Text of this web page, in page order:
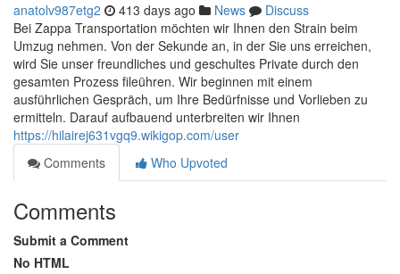
anatolv987etg2 413 days ago News
Discuss
Bei Zappa Transportation möchten wir Ihnen den Strain beim
Umzug nehmen. Von der Sekunde an, in der Sie uns erreichen,
wird Sie unser freundliches und geschultes Private durch den
gesamten Prozess fileühren. Wir beginnen mit einem
ausführlichen Gespräch, um Ihre Bedürfnisse und Vorlieben zu
ermitteln. Darauf aufbauend unterbreiten wir Ihnen
https://hilairej631vgq9.wikigop.com/user
Comments
Who Upvoted
Comments
Submit a Comment
No HTML